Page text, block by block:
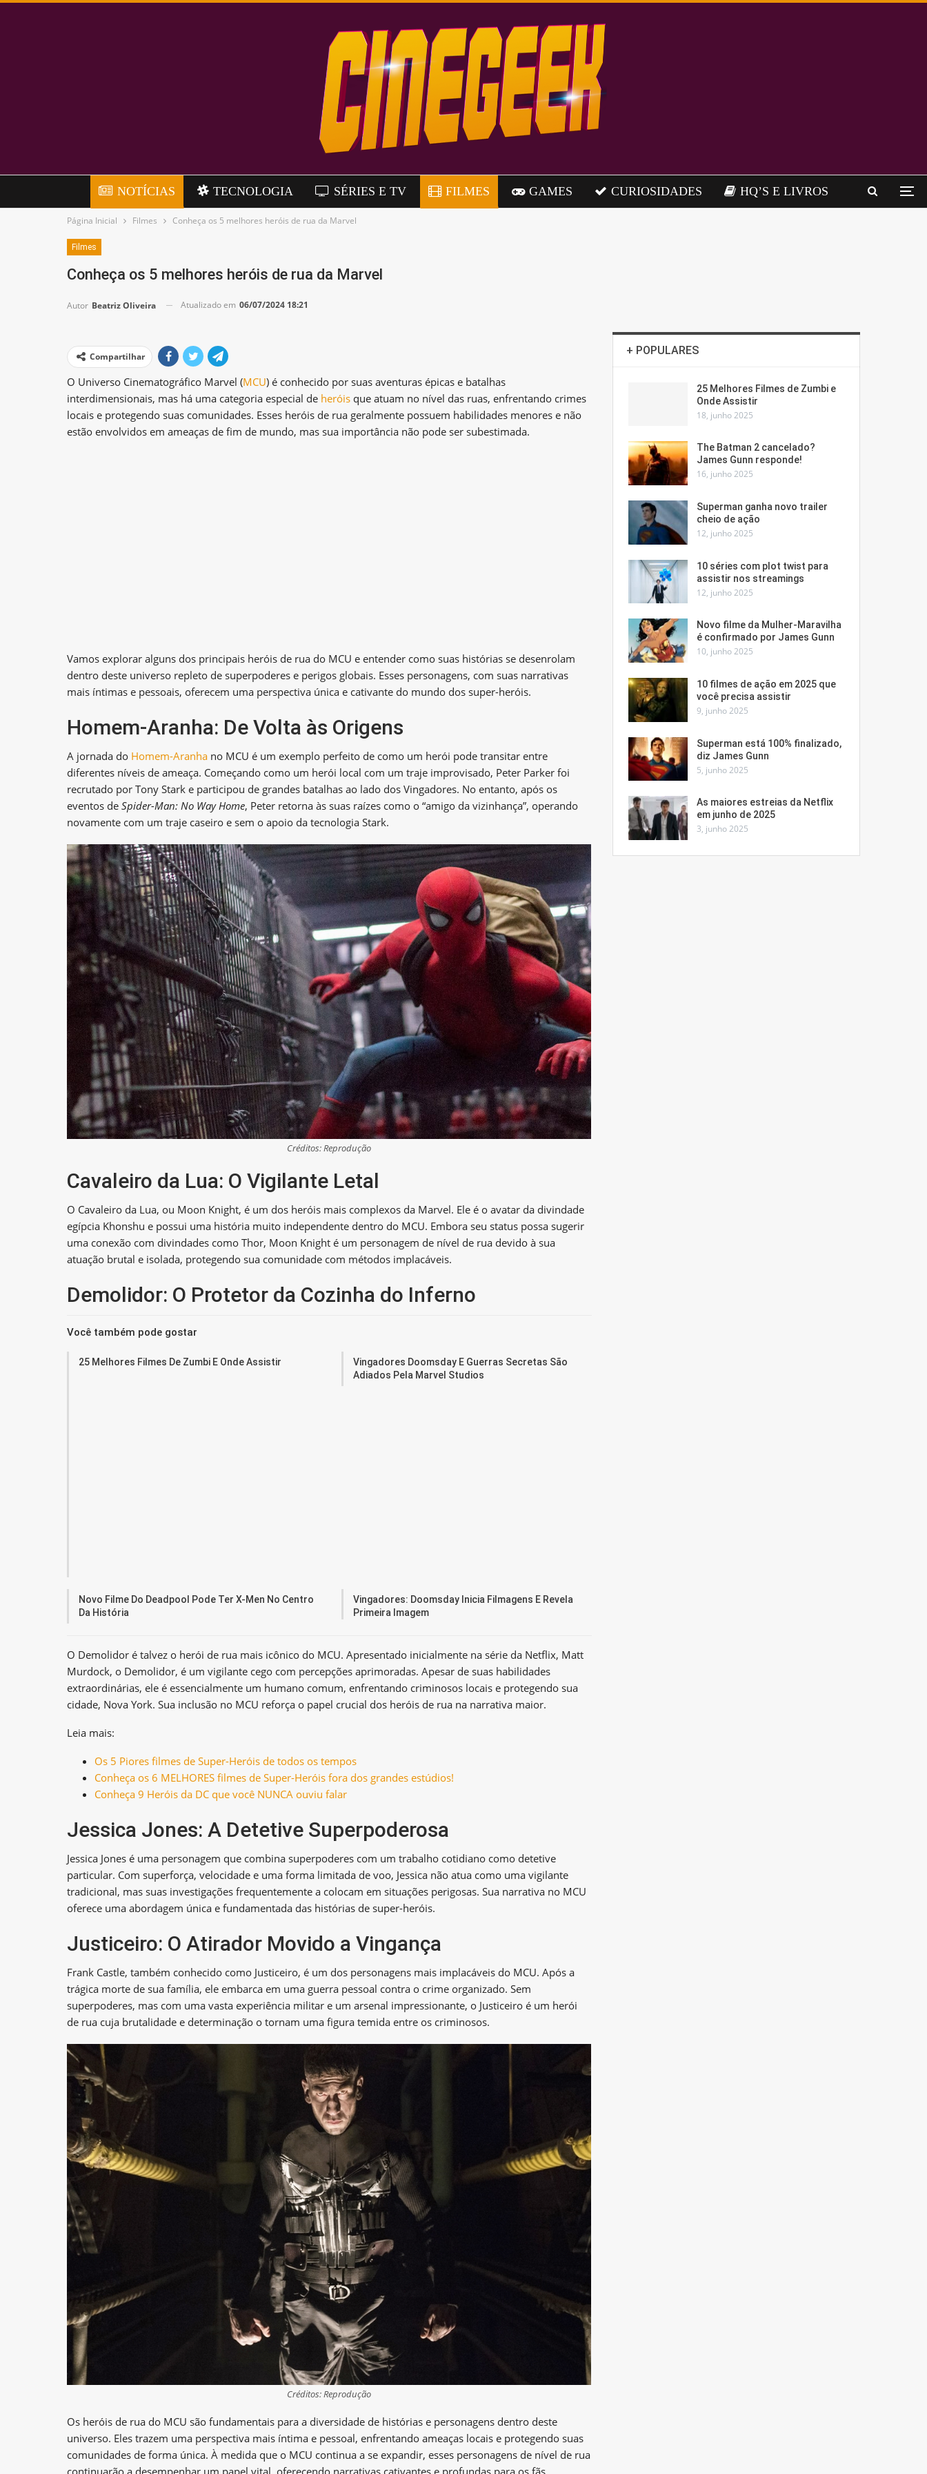
NOTÍCIAS TECNOLOGIA SÉRIES E TV FILMES GAMES CURIOSIDADES HQ’S E LIVROS
Página Inicial Filmes Conheça os 5 melhores heróis de rua da Marvel
Filmes
Conheça os 5 melhores heróis de rua da Marvel
Autor Beatriz Oliveira Atualizado em 06/07/2024 18:21
Compartilhar
O Universo Cinematográfico Marvel (MCU) é conhecido por suas aventuras épicas e batalhas
interdimensionais, mas há uma categoria especial de heróis que atuam no nível das ruas, enfrentando crimes
locais e protegendo suas comunidades. Esses heróis de rua geralmente possuem habilidades menores e não
estão envolvidos em ameaças de fim de mundo, mas sua importância não pode ser subestimada.
Vamos explorar alguns dos principais heróis de rua do MCU e entender como suas histórias se desenrolam
dentro deste universo repleto de superpoderes e perigos globais. Esses personagens, com suas narrativas
mais íntimas e pessoais, oferecem uma perspectiva única e cativante do mundo dos super-heróis.
Homem-Aranha: De Volta às Origens
A jornada do Homem-Aranha no MCU é um exemplo perfeito de como um herói pode transitar entre
diferentes níveis de ameaça. Começando como um herói local com um traje improvisado, Peter Parker foi
recrutado por Tony Stark e participou de grandes batalhas ao lado dos Vingadores. No entanto, após os
eventos de Spider-Man: No Way Home, Peter retorna às suas raízes como o “amigo da vizinhança”, operando
novamente com um traje caseiro e sem o apoio da tecnologia Stark.
Créditos: Reprodução
Cavaleiro da Lua: O Vigilante Letal
O Cavaleiro da Lua, ou Moon Knight, é um dos heróis mais complexos da Marvel. Ele é o avatar da divindade
egípcia Khonshu e possui uma história muito independente dentro do MCU. Embora seu status possa sugerir
uma conexão com divindades como Thor, Moon Knight é um personagem de nível de rua devido à sua
atuação brutal e isolada, protegendo sua comunidade com métodos implacáveis.
Demolidor: O Protetor da Cozinha do Inferno
Você também pode gostar
25 Melhores Filmes De Zumbi E Onde Assistir
Vingadores Doomsday E Guerras Secretas São
Adiados Pela Marvel Studios
Novo Filme Do Deadpool Pode Ter X-Men No Centro
Da História
Vingadores: Doomsday Inicia Filmagens E Revela
Primeira Imagem
O Demolidor é talvez o herói de rua mais icônico do MCU. Apresentado inicialmente na série da Netflix, Matt
Murdock, o Demolidor, é um vigilante cego com percepções aprimoradas. Apesar de suas habilidades
extraordinárias, ele é essencialmente um humano comum, enfrentando criminosos locais e protegendo sua
cidade, Nova York. Sua inclusão no MCU reforça o papel crucial dos heróis de rua na narrativa maior.
Leia mais:
Os 5 Piores filmes de Super-Heróis de todos os tempos
Conheça os 6 MELHORES filmes de Super-Heróis fora dos grandes estúdios!
Conheça 9 Heróis da DC que você NUNCA ouviu falar
Jessica Jones: A Detetive Superpoderosa
Jessica Jones é uma personagem que combina superpoderes com um trabalho cotidiano como detetive
particular. Com superforça, velocidade e uma forma limitada de voo, Jessica não atua como uma vigilante
tradicional, mas suas investigações frequentemente a colocam em situações perigosas. Sua narrativa no MCU
oferece uma abordagem única e fundamentada das histórias de super-heróis.
Justiceiro: O Atirador Movido a Vingança
Frank Castle, também conhecido como Justiceiro, é um dos personagens mais implacáveis do MCU. Após a
trágica morte de sua família, ele embarca em uma guerra pessoal contra o crime organizado. Sem
superpoderes, mas com uma vasta experiência militar e um arsenal impressionante, o Justiceiro é um herói
de rua cuja brutalidade e determinação o tornam uma figura temida entre os criminosos.
Créditos: Reprodução
Os heróis de rua do MCU são fundamentais para a diversidade de histórias e personagens dentro deste
universo. Eles trazem uma perspectiva mais íntima e pessoal, enfrentando ameaças locais e protegendo suas
comunidades de forma única. À medida que o MCU continua a se expandir, esses personagens de nível de rua
continuarão a desempenhar um papel vital, oferecendo narrativas cativantes e profundas para os fãs.
+ POPULARES
25 Melhores Filmes de Zumbi e
Onde Assistir
18, junho 2025
The Batman 2 cancelado?
James Gunn responde!
16, junho 2025
Superman ganha novo trailer
cheio de ação
12, junho 2025
10 séries com plot twist para
assistir nos streamings
12, junho 2025
Novo filme da Mulher-Maravilha
é confirmado por James Gunn
10, junho 2025
10 filmes de ação em 2025 que
você precisa assistir
9, junho 2025
Superman está 100% finalizado,
diz James Gunn
5, junho 2025
As maiores estreias da Netflix
em junho de 2025
3, junho 2025